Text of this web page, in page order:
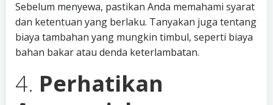
Sebelum menyewa, pastikan Anda memahami syarat
dan ketentuan yang berlaku. Tanyakan juga tentang
biaya tambahan yang mungkin timbul, seperti biaya
bahan bakar atau denda keterlambatan.
4. Perhatikan